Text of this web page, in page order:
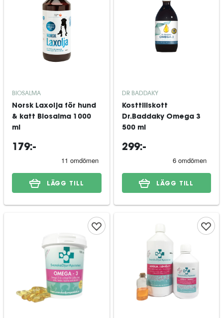
BIOSALMA
Norsk Laxolja för hund
& katt Biosalma 1000
ml
179:-
LÄGG TILL
DR BADDAKY
Kosttillskott
Dr.Baddaky Omega 3
500 ml
299:-
LÄGG TILL